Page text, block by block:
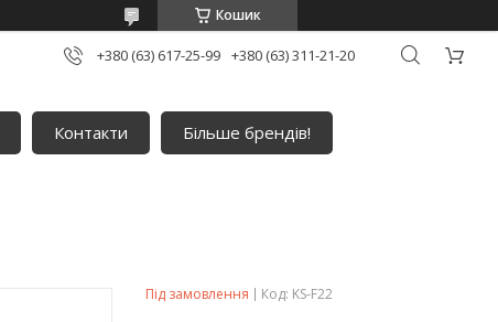
Кошик
+380 (63) 617-25-99 +380 (63) 311-21-20
Контакти
Більше брендів!
Під замовлення Код: KS-F22